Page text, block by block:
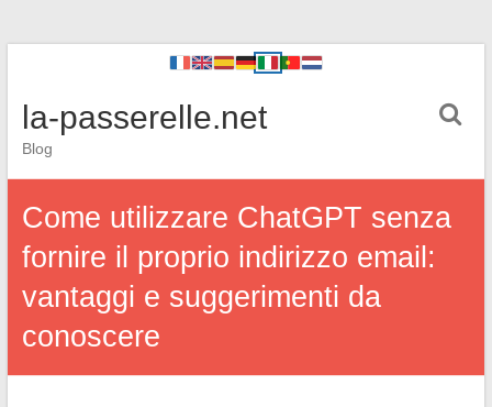
la-passerelle.net
Blog
Come utilizzare ChatGPT senza
fornire il proprio indirizzo email:
vantaggi e suggerimenti da
conoscere